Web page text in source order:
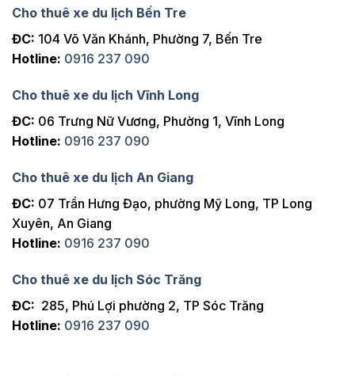
Hồ Tràm
Golf
240km 1 ngày
Hồ Tràm
Golf
300km
Hồ Tràm
Golf
350km 3 ngày
Golf
130km
Vũng Tàu
140km 1 ngày
Vũng Tàu
Golf
300km
Golf
Mũi Né
Golf
250km 1 chiều
Cho thuê xe du lịch Bến Tre
ĐC: 104 Võ Văn Khánh, Phường 7, Bến Tre
Hotline: 0916 237 090
Cho thuê xe du lịch Vĩnh Long
ĐC: 06 Trưng Nữ Vương, Phường 1, Vĩnh Long
Hotline: 0916 237 090
Cho thuê xe du lịch An Giang
ĐC: 07 Trần Hưng Đạo, phường Mỹ Long, TP Long
Xuyên, An Giang
Hotline: 0916 237 090
Cho thuê xe du lịch Sóc Trăng
ĐC: 285, Phú Lợi phường 2, TP Sóc Trăng
Hotline: 0916 237 090